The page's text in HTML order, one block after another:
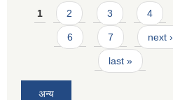
Pages
1 2 3 4
6 7 next ›
last »
अन्य